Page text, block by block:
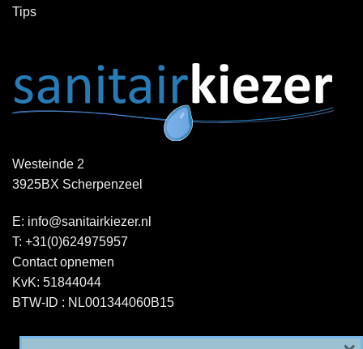
Tips
Westeinde 2
3925BX Scherpenzeel
E: info@sanitairkiezer.nl
T: +31(0)624975957
Contact opnemen
KvK: 51844044
BTW-ID : NL001344060B15